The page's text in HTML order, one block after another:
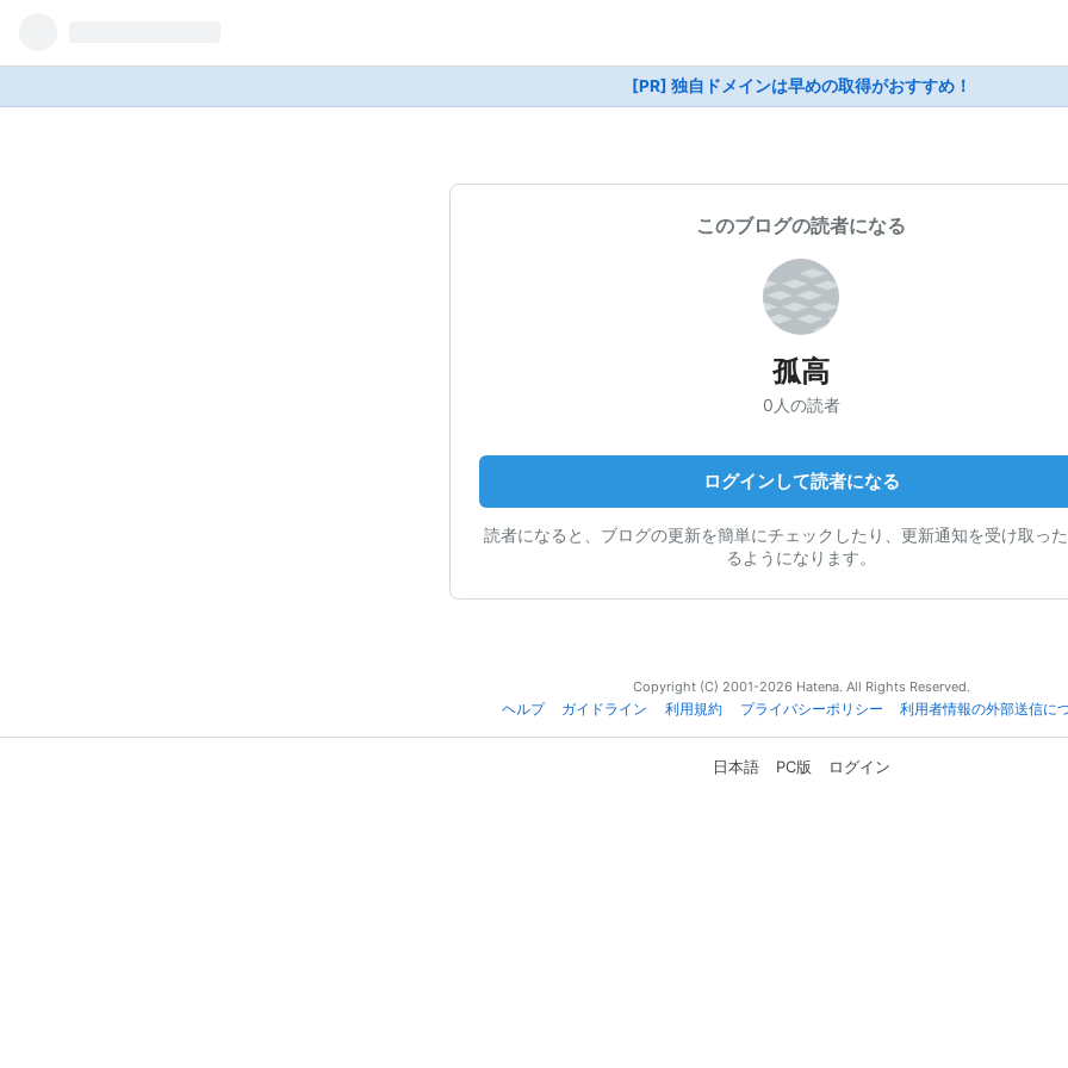
[PR] 独自ドメインは早めの取得がおすすめ！
このブログの読者になる
孤高
0人の読者
ログインして読者になる
読者になると、ブログの更新を簡単にチェックしたり、更新通知を受け取っ
るようになります。
Copyright (C) 2001-2026 Hatena. All Rights Reserved.
ヘルプ
ガイドライン 利用規約 プライバシーポリシー 利用者情報の外部送信に
日本語 PC版 ログイン